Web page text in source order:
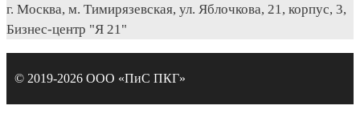
г. Москва, м. Тимирязевская, ул. Яблочкова, 21, корпус, 3,
Бизнес-центр "Я 21"
© 2019-2026 ООО «ПиС ПКГ»